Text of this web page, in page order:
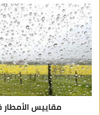
ا
ل
إ
ل
ك
ت
ر
و
ن
ي
مقاييس الأمطار خلال 24 ساعة